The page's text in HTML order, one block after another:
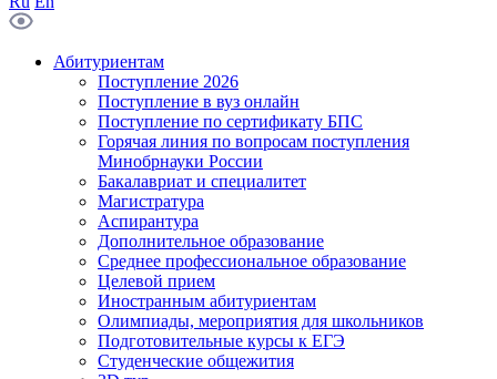
Абитуриентам
Поступление 2026
Поступление в вуз онлайн
Поступление по сертификату БПС
Горячая линия по вопросам поступления
Минобрнауки России
Бакалавриат и специалитет
Магистратура
Аспирантура
Дополнительное образование
Среднее профессиональное образование
Целевой прием
Иностранным абитуриентам
Олимпиады, мероприятия для школьников
Подготовительные курсы к ЕГЭ
Студенческие общежития